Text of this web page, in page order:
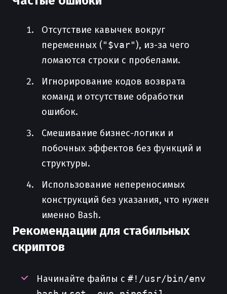
Отсутствие кавычек вокруг
переменных ("$var"), из-за чего
ломаются строки с пробелами.
Игнорирование кодов возврата
команд и отсутствие обработки
ошибок.
Смешивание бизнес-логики и
побочных эффектов без функций и
структуры.
Использование непереносимых
конструкций без указания, что нужен
именно Bash.
Рекомендации для стабильных
скриптов
Начинайте файлы с #!/usr/bin/env